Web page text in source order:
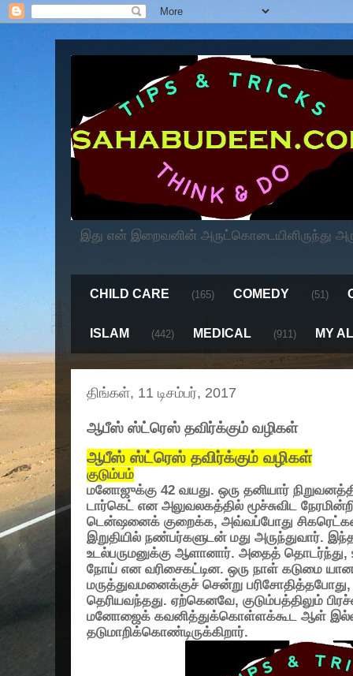
இது என் இறைவனின் அருட்கொடையிளிருந்து
CHILD CARE (165) COMEDY (51)
ISLAM (442) MEDICAL (911) MY
திங்கள், 11 டிசம்பர், 2017
ஆபீஸ் ஸ்ட்ரெஸ் தவிர்க்கும் வழிகள்
ஆபீஸ் ஸ்ட்ரெஸ் தவிர்க்கும் வழிகள்
குடும்பம்
மனோஜுக்கு 42 வயது. ஒரு தனியார்
டார்கெட் என அலுவலகத்தில் மூச்சுவிட
டென்ஷனைக் குறைக்க, அவ்வப்போது
இறுதியில் நண்பர்களுடன் மது அருந்துவார்.
உடல்பருமனுக்கு ஆளானார். அதைத் தொடர்ந்து,
நோய் என வரிசைகட்டின. ஒரு நாள் கடுமை யான
மருத்துவமனைக்குச் சென்று பரிசோதித்தபோது
தெரியவந்தது. ஏற்கெனவே, குடும்பத்திலும்
மனோஜைக் கவனித்துக்கொள்ளக்கூட ஆள்
தடுமாறிக்கொண்டிருக்கிறார்.